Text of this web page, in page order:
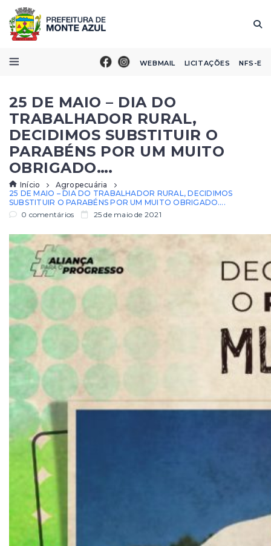
WEBMAIL LICITAÇÕES NFS-E
25 DE MAIO – DIA DO
TRABALHADOR RURAL,
DECIDIMOS SUBSTITUIR O
PARABÉNS POR UM MUITO
OBRIGADO….
Início
Agropecuária
25 DE MAIO – DIA DO TRABALHADOR RURAL, DECIDIMOS
SUBSTITUIR O PARABÉNS POR UM MUITO OBRIGADO….
0 comentários
25 de maio de 2021